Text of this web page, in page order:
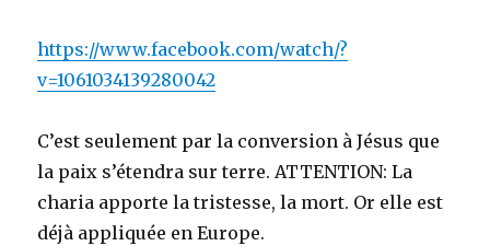
https://www.facebook.com/watch/?
v=1061034139280042
C’est seulement par la conversion à Jésus que
la paix s’étendra sur terre. ATTENTION: La
charia apporte la tristesse, la mort. Or elle est
déjà appliquée en Europe.